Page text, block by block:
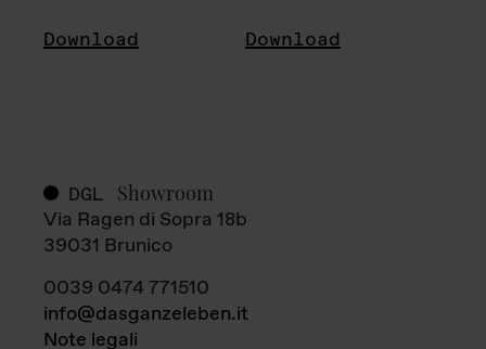
Download Download
DGL Showroom
Via Ragen di Sopra 18b
39031 Brunico
0039 0474 771510
info@dasganzeleben.it
Note legali